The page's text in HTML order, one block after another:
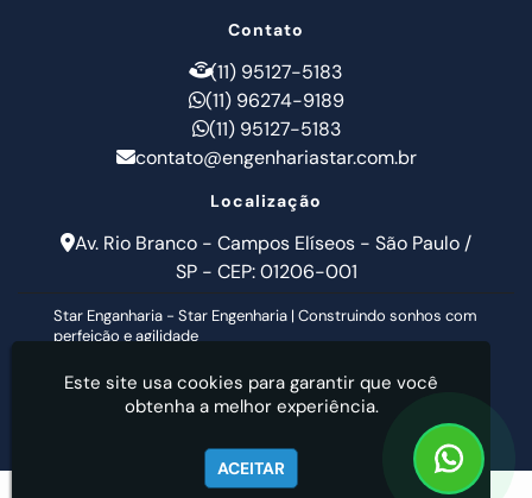
Contato
(11) 95127-5183
(11) 96274-9189
(11) 95127-5183
contato@engenhariastar.com.br
Localização
Av. Rio Branco - Campos Elíseos - São Paulo /
SP - CEP: 01206-001
Star Enganharia - Star Engenharia | Construindo sonhos com
perfeição e agilidade
Este site usa cookies para garantir que você
obtenha a melhor experiência.
ACEITAR